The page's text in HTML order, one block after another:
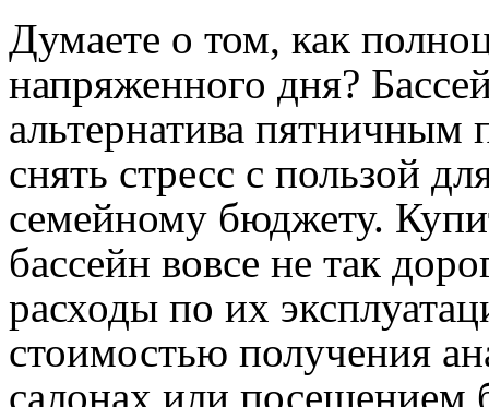
Думаете о том, как
напряженного дня?
альтернатива
снять стресс с пользой
семейному бюджету.
бассейн вовсе не так
расходы по их
стоимостью получения
салонах или посещением